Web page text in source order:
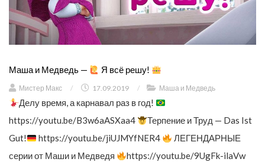
Маша и Медведь — Я всё решу!
Мистер Макс / 17.09.2019 / Маша и Медведь
Делу время, а карнавал раз в год!
https://youtu.be/B3w6aASXaa4
Терпение и Труд — Das Ist
Gut!
https://youtu.be/jiUJMYfNER4
ЛЕГЕНДАРНЫЕ
серии от Маши и Медведя
https://youtu.be/9UgFk-ilaVw